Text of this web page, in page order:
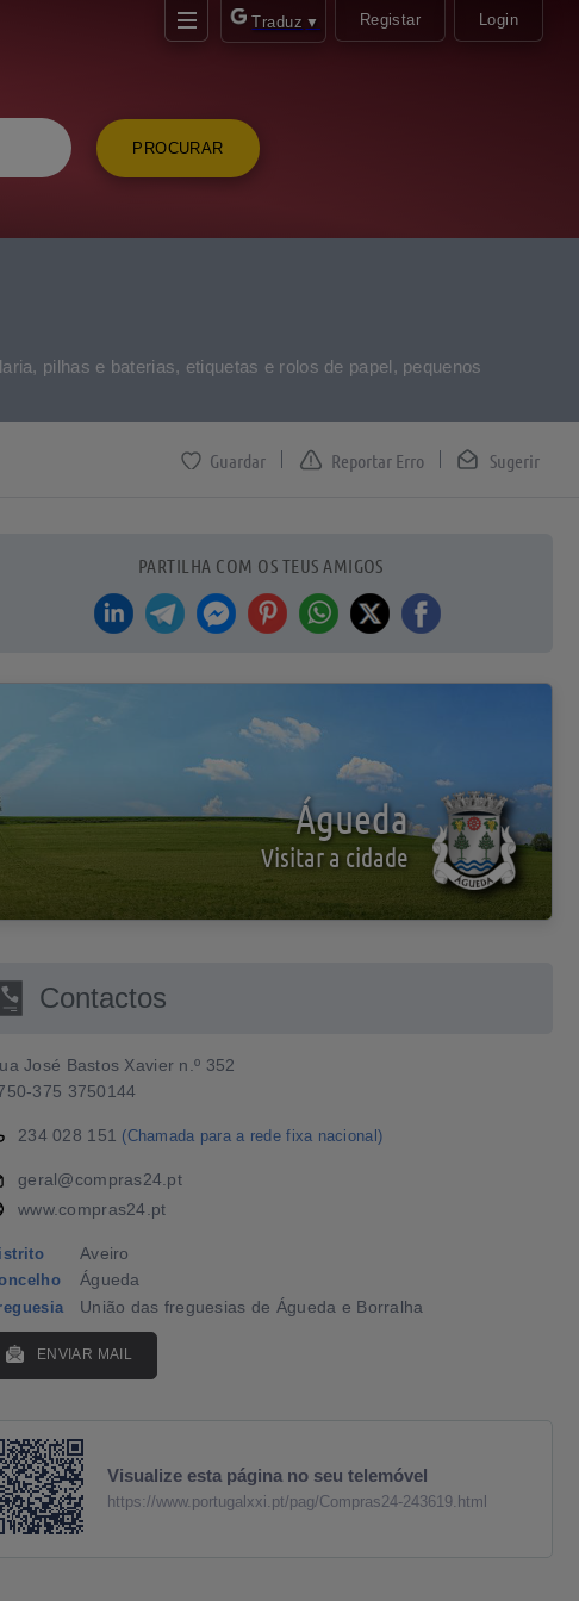
Traduz ▼ Registar Login
PROCURAR
pilhas e baterias, etiquetas e rolos de papel, pequenos
Sugerir
Reportar Erro
PARTILHA COM OS TEUS AMIGOS
Águeda
Visitar a cidade
Contactos
José Bastos Xavier n.º 352
375 3750144
234 028 151 (Chamada para a rede fixa nacional)
geral@compras24.pt
www.compras24.pt
Aveiro
Águeda
União das freguesias de Águeda e Borralha
ENVIAR MAIL
Visualize esta página no seu telemóvel
https://www.portugalxxi.pt/pag/Compras24-243619.html